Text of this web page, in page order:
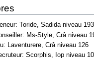
Toride, Sadida niveau 193
Ms-Style, Crâ niveau
Laventurere, Crâ niveau 126
Scorphis, Iop niveau